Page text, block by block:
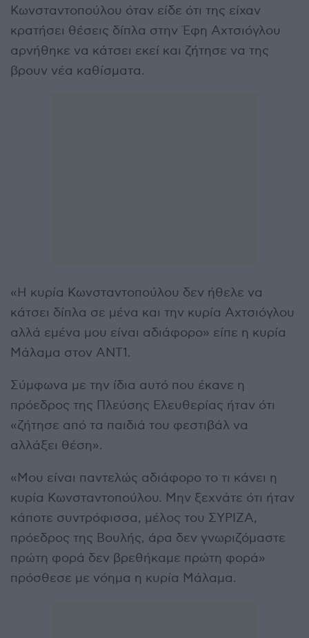
Κωνσταντοπούλου όταν είδε ότι της είχαν
κρατήσει θέσεις δίπλα στην Έφη Αχτσιόγλου
αρνήθηκε να κάτσει εκεί και ζήτησε να της
βρουν νέα καθίσματα.
«Η κυρία Κωνσταντοπούλου δεν ήθελε να
κάτσει δίπλα σε μένα και την κυρία Αχτσιόγλου
αλλά εμένα μου είναι αδιάφορο» είπε η κυρία
Μάλαμα στον ΑΝΤ1.
Σύμφωνα με την ίδια αυτό που έκανε η
πρόεδρος της Πλεύσης Ελευθερίας ήταν ότι
«ζήτησε από τα παιδιά του φεστιβάλ να
αλλάξει θέση».
«Μου είναι παντελώς αδιάφορο το τι κάνει η
κυρία Κωνσταντοπούλου. Μην ξεχνάτε ότι ήταν
κάποτε συντρόφισσα, μέλος του ΣΥΡΙΖΑ,
πρόεδρος της Βουλής, άρα δεν γνωριζόμαστε
πρώτη φορά δεν βρεθήκαμε πρώτη φορά»
πρόσθεσε με νόημα η κυρία Μάλαμα.